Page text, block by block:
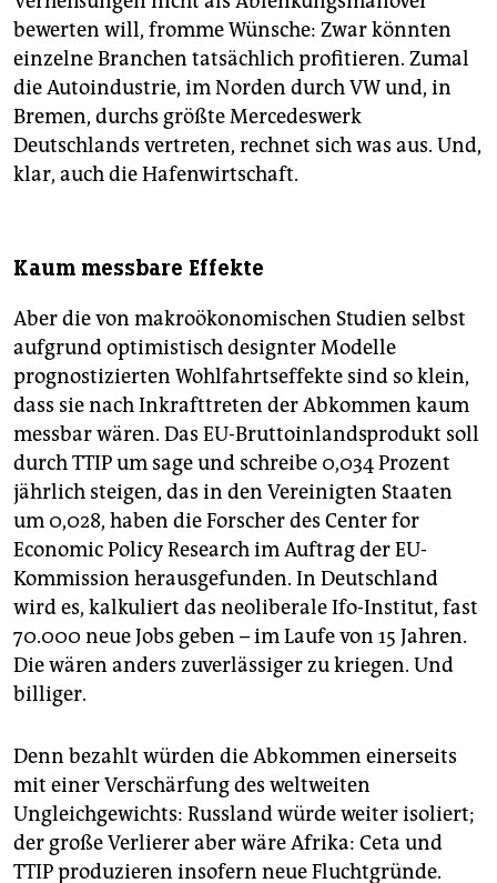
bewerten will, fromme Wünsche: Zwar könnten
einzelne Branchen tatsächlich profitieren. Zumal
die Autoindustrie, im Norden durch VW und, in
Bremen, durchs größte Mercedeswerk
Deutschlands vertreten, rechnet sich was aus. Und,
klar, auch die Hafenwirtschaft.
Kaum messbare Effekte
Aber die von makroökonomischen Studien selbst
aufgrund optimistisch designter Modelle
prognostizierten Wohlfahrtseffekte sind so klein,
dass sie nach Inkrafttreten der Abkommen kaum
messbar wären. Das EU-Bruttoinlandsprodukt soll
durch TTIP um sage und schreibe 0,034 Prozent
jährlich steigen, das in den Vereinigten Staaten
um 0,028, haben die Forscher des Center for
Economic Policy Research im Auftrag der EU-
Kommission herausgefunden. In Deutschland
wird es, kalkuliert das neoliberale Ifo-Institut, fast
70.000 neue Jobs geben – im Laufe von 15 Jahren.
Die wären anders zuverlässiger zu kriegen. Und
billiger.
Denn bezahlt würden die Abkommen einerseits
mit einer Verschärfung des weltweiten
Ungleichgewichts: Russland würde weiter isoliert;
der große Verlierer aber wäre Afrika: Ceta und
TTIP produzieren insofern neue Fluchtgründe.